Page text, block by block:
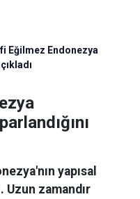
Eğilmez Endonezya
yapısal
Uzun zamandır